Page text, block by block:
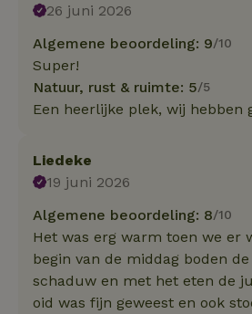
26 juni 2026
Algemene beoordeling: 9/10
Super!
Natuur, rust & ruimte: 5/5
Een heerlijke plek, wij hebben
Liedeke
19 juni 2026
Algemene beoordeling: 8/10
Het was erg warm toen we er
begin van de middag boden
schaduw en met het eten de
oid was fijn geweest en ook